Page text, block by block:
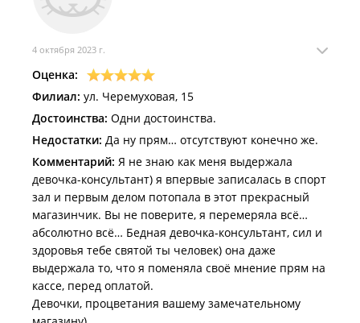
4 октября 2023 г.
Оценка:
Филиал: ул. Черемуховая, 15
Достоинства: Одни достоинства.
Недостатки: Да ну прям… отсутствуют конечно же.
Комментарий: Я не знаю как меня выдержала
девочка-консультант) я впервые записалась в спорт
зал и первым делом потопала в этот прекрасный
магазинчик. Вы не поверите, я перемеряла всё…
абсолютно всё… Бедная девочка-консультант, сил и
здоровья тебе святой ты человек) она даже
выдержала то, что я поменяла своё мнение прям на
кассе, перед оплатой.
Девочки, процветания вашему замечательному